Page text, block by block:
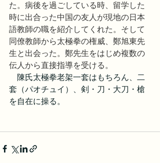
た。病後を過ごしている時、留学した
時に出合った中国の友人が現地の日本
語教師の職を紹介してくれた。そして
同僚教師から太極拳の権威、鄭旭東先
生と出会った。鄭先生をはじめ複数の
伝人から直接指導を受ける。
陳氏太極拳老架一套はもちろん、二
套（パオチュイ）、剣・刀・大刀・槍
を自在に操る。